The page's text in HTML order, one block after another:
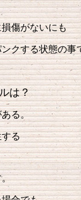
傷がないにも
クする状態の事
は？
る。
る
。